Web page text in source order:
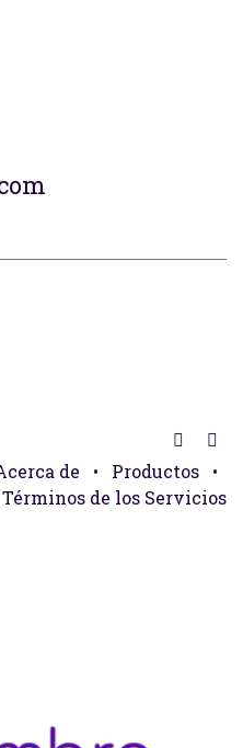
de • Productos
•
Términos de los Servicios